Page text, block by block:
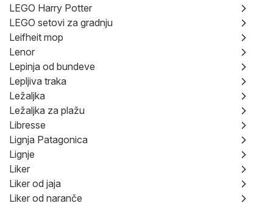
LEGO Harry Potter
LEGO setovi za gradnju
Leifheit mop
Lenor
Lepinja od bundeve
Lepljiva traka
Ležaljka
Ležaljka za plažu
Libresse
Lignja Patagonica
Lignje
Liker
Liker od jaja
Liker od naranče